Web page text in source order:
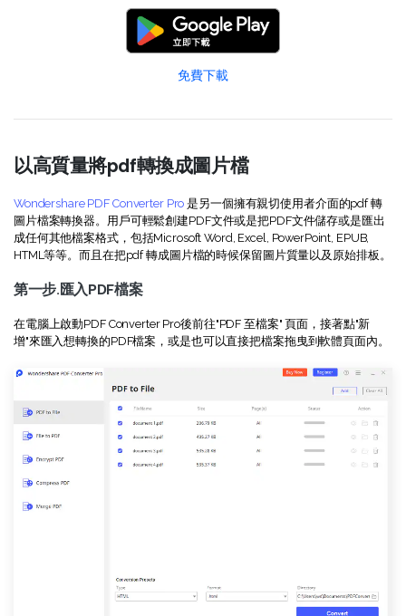
免費下載
以高質量將pdf轉換成圖片檔
Wondershare PDF Converter Pro 是另一個擁有親切使用者介面的pdf 轉
圖片檔案轉換器。用戶可輕鬆創建PDF文件或是把PDF文件儲存或是匯出
成任何其他檔案格式，包括Microsoft Word, Excel, PowerPoint, EPUB,
HTML等等。而且在把pdf 轉成圖片檔的時候保留圖片質量以及原始排板。
第一步.匯入PDF檔案
在電腦上啟動PDF Converter Pro後前往"PDF 至檔案" 頁面，接著點"新
增"來匯入想轉換的PDF檔案，或是也可以直接把檔案拖曳到軟體頁面內。